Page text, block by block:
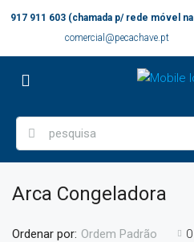
917 911 603 (chamada p/ rede móvel
comercial@pecachave.pt
Arca Congeladora
Ordenar por: Ordem Padrão